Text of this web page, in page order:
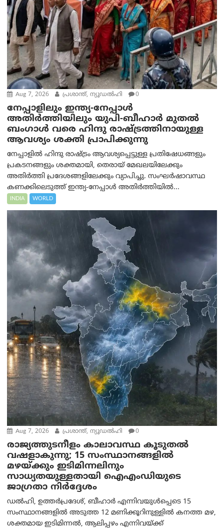
Aug 7, 2026 പ്രശാന്ത്, ന്യൂഡല്‍ഹി 0
നേപ്പാളിലും ഇന്ത്യ-നേപ്പാൾ
അതിർത്തിയിലും യുപി-ബീഹാർ മുതൽ
ബംഗാൾ വരെ ഹിന്ദു രാഷ്ട്രത്തിനായുള്ള
ആവശ്യം ശക്തി പ്രാപിക്കുന്നു
നേപ്പാളിൽ ഹിന്ദു രാഷ്ട്രം ആവശ്യപ്പെട്ടുള്ള പ്രതിഷേധങ്ങളും
പ്രകടനങ്ങളും ശക്തമായി, തെരായ് മേഖലയിലേക്കും
അതിർത്തി പ്രദേശങ്ങളിലേക്കും വ്യാപിച്ചു. സംഘർഷാവസ്ഥ
കണക്കിലെടുത്ത് ഇന്ത്യ-നേപ്പാൾ അതിർത്തിയിൽ...
INDIA WORLD
Aug 7, 2026 പ്രശാന്ത്, ന്യൂഡല്‍ഹി 0
രാജ്യത്തുടനീളം കാലാവസ്ഥ കൂടുതൽ
വഷളാകുന്നു; 15 സംസ്ഥാനങ്ങളിൽ
മഴയ്ക്കും ഇടിമിന്നലിനും
സാധ്യതയുള്ളതായി ഐഎംഡിയുടെ
ജാഗ്രതാ നിർദ്ദേശം
ഡൽഹി, ഉത്തർപ്രദേശ്, ബീഹാർ എന്നിവയുൾപ്പെടെ 15
സംസ്ഥാനങ്ങളിൽ അടുത്ത 12 മണിക്കൂറിനുള്ളിൽ കനത്ത മഴ,
ശക്തമായ ഇടിമിന്നൽ, ആലിപ്പഴം എന്നിവയ്ക്ക്